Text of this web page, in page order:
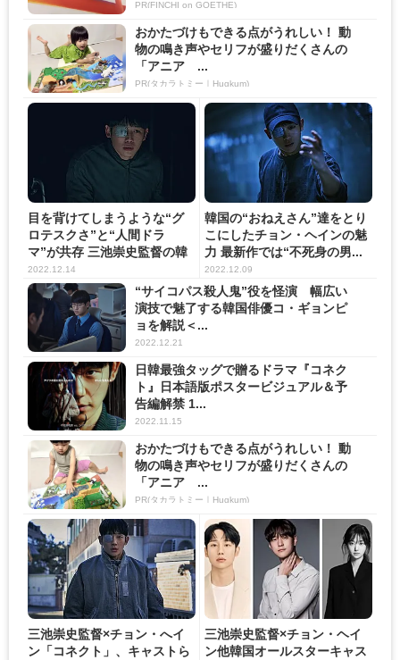
PR(FINCHI on GOETHE)
おかたづけもできる点がうれしい！ 動
物の鳴き声やセリフが盛りだくさんの
「アニア ...
PR(タカラトミー｜Hugkum)
目を背けてしまうような“グ
ロテスクさ”と“人間ドラ
マ”が共存 三池崇史監督の韓
国...
2022.12.14
韓国の“おねえさん”達をとり
こにしたチョン・ヘインの魅
力 最新作では“不死身の男...
2022.12.09
“サイコパス殺人鬼”役を怪演 幅広い
演技で魅了する韓国俳優コ・ギョンピ
ョを解説＜...
2022.12.21
日韓最強タッグで贈るドラマ『コネク
ト』日本語版ポスタービジュアル＆予
告編解禁 1...
2022.11.15
おかたづけもできる点がうれしい！ 動
物の鳴き声やセリフが盛りだくさんの
「アニア ...
PR(タカラトミー｜Hugkum)
三池崇史監督×チョン・へイ
ン「コネクト」、キャストら
三池崇史監督×チョン・ヘイ
ン他韓国オールスターキャス